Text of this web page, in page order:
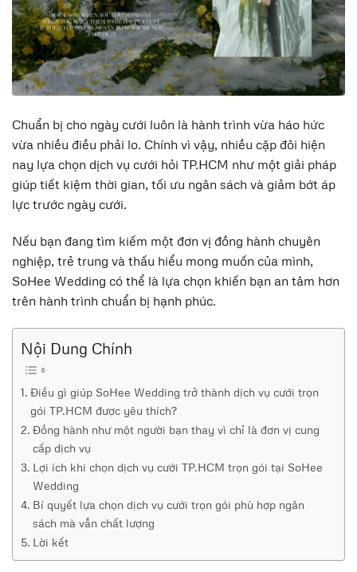
Chuẩn bị cho ngày cưới luôn là hành trình vừa háo hức
vừa nhiều điều phải lo. Chính vì vậy, nhiều cặp đôi hiện
nay lựa chọn dịch vụ cưới hỏi TP.HCM như một giải pháp
giúp tiết kiệm thời gian, tối ưu ngân sách và giảm bớt áp
lực trước ngày cưới.
Nếu bạn đang tìm kiếm một đơn vị đồng hành chuyên
nghiệp, trẻ trung và thấu hiểu mong muốn của mình,
SoHee Wedding có thể là lựa chọn khiến bạn an tâm hơn
trên hành trình chuẩn bị hạnh phúc.
Nội Dung Chính
Điều gì giúp SoHee Wedding trở thành dịch vụ cưới trọn
gói TP.HCM được yêu thích?
Đồng hành như một người bạn thay vì chỉ là đơn vị cung
cấp dịch vụ
Lợi ích khi chọn dịch vụ cưới TP.HCM trọn gói tại SoHee
Wedding
Bí quyết lựa chọn dịch vụ cưới trọn gói phù hợp ngân
sách mà vẫn chất lượng
Lời kết